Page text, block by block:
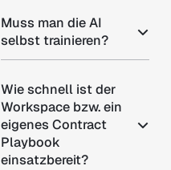
Muss man die AI
selbst trainieren?
Wie schnell ist der
Workspace bzw. ein
eigenes Contract
Playbook
einsatzbereit?